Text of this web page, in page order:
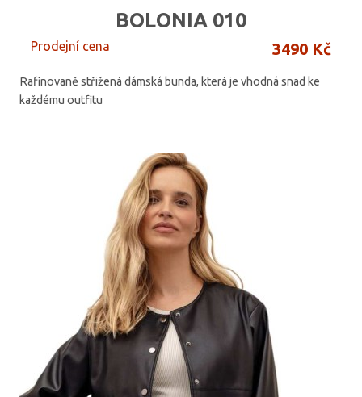
BOLONIA 010
Prodejní cena 3490 Kč
Rafinovaně střižená dámská bunda, která je vhodná snad ke
každému outfitu